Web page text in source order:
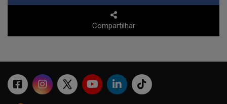
Compartilhar